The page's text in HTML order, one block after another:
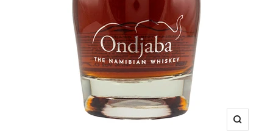
Zoom